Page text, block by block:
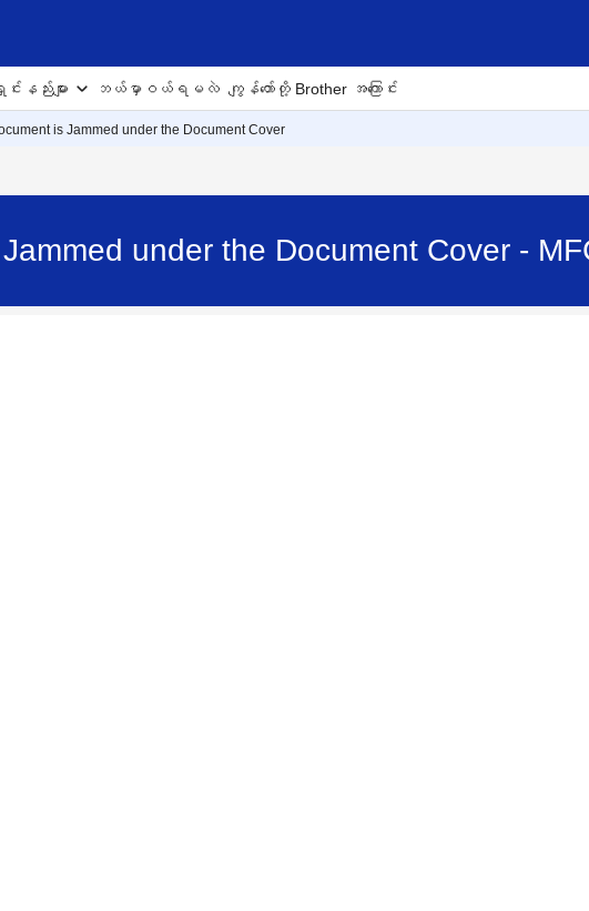
နည်းများ ဘယ်မှာဝယ်ရမလဲ ကျွန်တော်တို့ Brother အကြောင်း
is Jammed under the Document Cover
under the Document Cover -